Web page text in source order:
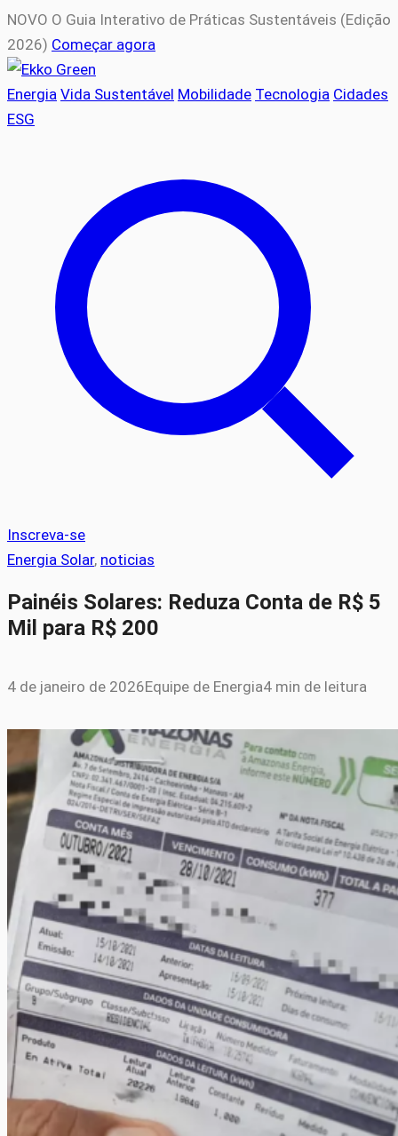
NOVO O Guia Interativo de Práticas Sustentáveis (Edição
2026) Começar agora
Energia Vida Sustentável Mobilidade Tecnologia Cidades
ESG
Inscreva-se
Energia Solar, noticias
Painéis Solares: Reduza Conta de R$ 5
Mil para R$ 200
4 de janeiro de 2026Equipe de Energia4 min de leitura